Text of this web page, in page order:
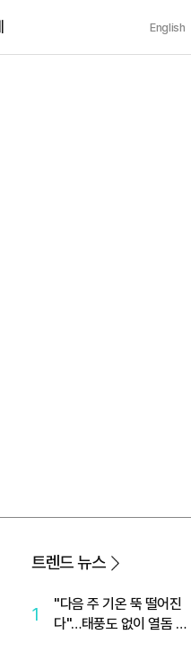
English
트렌드 뉴스
1
"다음 주 기온 뚝 떨어진
다"…태풍도 없이 열돔 박